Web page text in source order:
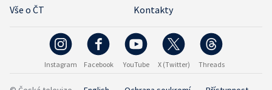
Vše o ČT
Kontakty
Instagram Facebook YouTube X (Twitter) Threads